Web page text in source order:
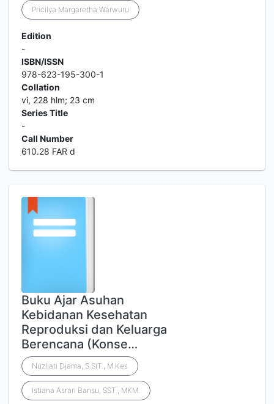
Pricilya Margaretha Warwuru
Edition
-
ISBN/ISSN
978-623-195-300-1
Collation
vi, 228 hlm; 23 cm
Series Title
-
Call Number
610.28 FAR d
Buku Ajar Asuhan
Kebidanan Kesehatan
Reproduksi dan Keluarga
Berencana (Konse…
Nuzliati Djama, S.SiT., M.Kes
Istiana Asrari Bansu, SST., MKM.